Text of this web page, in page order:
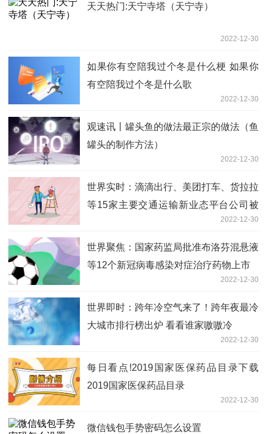
天天热门:天宁寺塔（天宁寺）
2022-12-30
如果你有空陪我过个冬是什么梗 如果你
有空陪我过个冬是什么歌
2022-12-30
观速讯丨罐头鱼的做法最正宗的做法（鱼
罐头的制作方法）
2022-12-30
世界实时：滴滴出行、美团打车、货拉拉
等15家主要交通运输新业态平台公司被
2022-12-30
世界聚焦：国家药监局批准布洛芬混悬液
等12个新冠病毒感染对症治疗药物上市
2022-12-30
世界即时：跨年冷空气来了！跨年夜最冷
大城市排行榜出炉 看看谁家嗷嗷冷
2022-12-30
每日看点!2019国家医保药品目录下载
2019国家医保药品目录
2022-12-30
微信钱包手势密码怎么设置